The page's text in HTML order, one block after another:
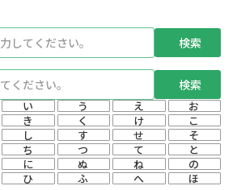
検索
検索
い う え
お
き く け
こ
し す せ
そ
ち つ て
と
に ぬ ね
の
ひ ふ へ
ほ